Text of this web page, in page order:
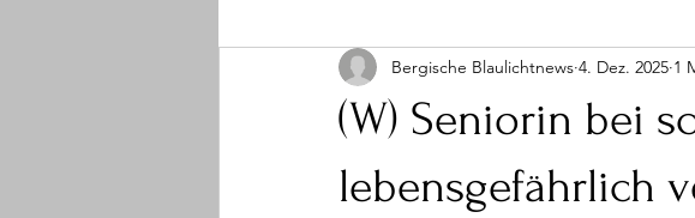
(W) Seniorin bei
lebensgefährlich
Bergische Blaulichtnews 4. Dez. 2025 1